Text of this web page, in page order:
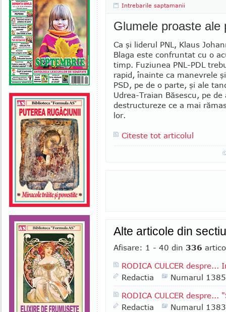
Intrebarile saptamanii
Glumele proaste ale
Ca şi liderul PNL, Klaus
Blaga este confruntat cu o
timp. Fuziunea PNL-PDL
rapid, înainte ca manevrele
PSD, pe de o parte, şi ale
Udrea-Traian Băsescu, pe
destructureze ce a mai
lor.
Citeste tot articolul
Alte articole din
Afisare: 1 - 40 din 336
RODICA CULCER
Redactia
Numarul 1385
RODICA CULCER
Redactia
Numarul 1383